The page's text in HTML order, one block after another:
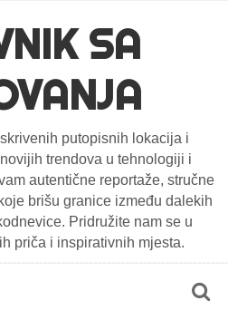
SA
putopisnih lokacija i
trendova u tehnologiji i
autentične reportaže, stručne
brišu granice između dalekih
Pridružite nam se u
priča i inspirativnih mjesta.